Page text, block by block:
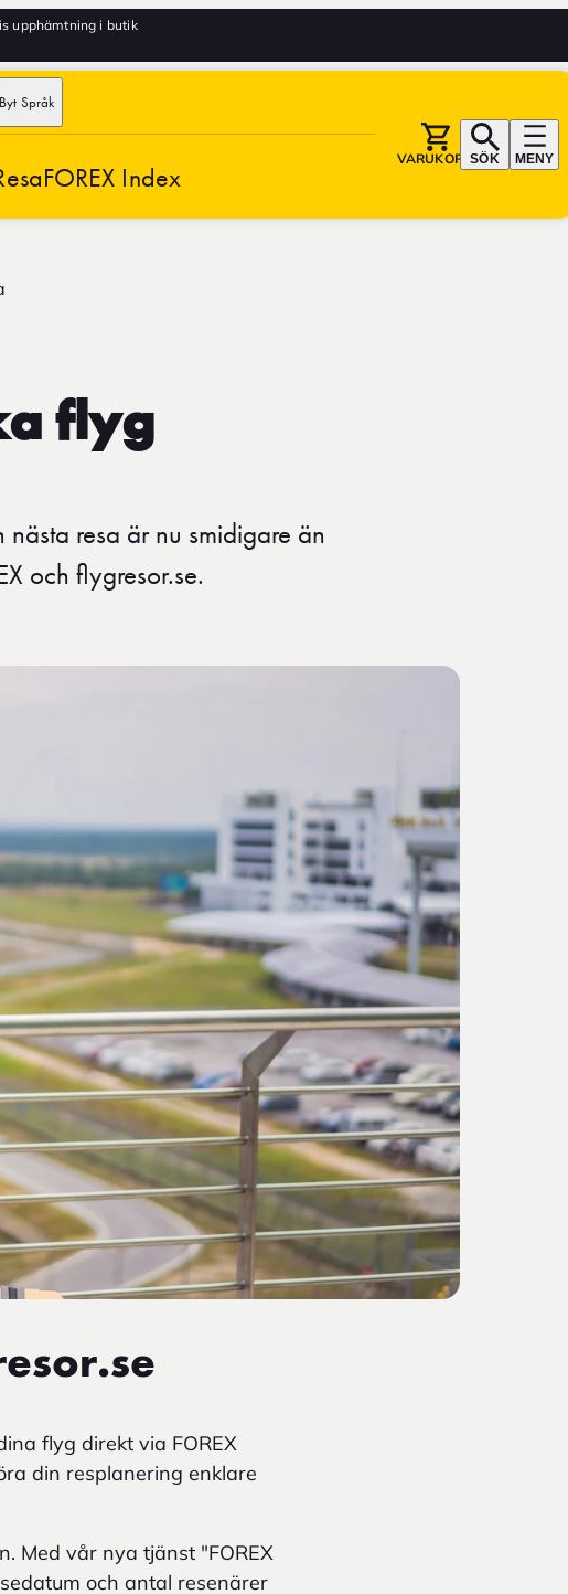
upphämtning i butik
Byt Språk
FOREX Index
VARUKORGSÖK MENY
flyg
resa är nu smidigare än
och flygresor.se.
flyg direkt via FOREX
din resplanering enklare
Med vår nya tjänst "FOREX
och antal resenärer